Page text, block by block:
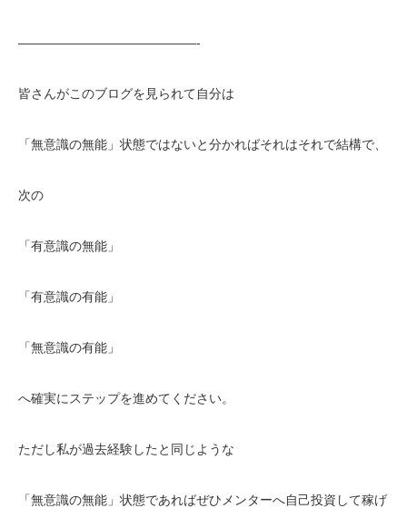
——————————————-
皆さんがこのブログを見られて自分は
「無意識の無能」状態ではないと分かればそれはそれで結構で、
次の
「有意識の無能」
「有意識の有能」
「無意識の有能」
へ確実にステップを進めてください。
ただし私が過去経験したと同じような
「無意識の無能」状態であればぜひメンターへ自己投資して稼げ